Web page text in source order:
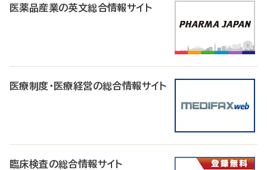
医薬品産業の英文総合情報サイト
医療制度・医療経営の総合情報サイト
臨床検査の総合情報サイト